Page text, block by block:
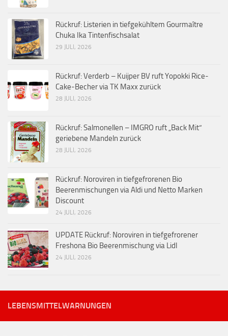
Rückruf: Listerien in tiefgekühltem Gourmaître
Chuka Ika Tintenfischsalat
29 JULI, 2026
Rückruf: Verderb – Kuijper BV ruft Yopokki Rice-
Cake-Becher via TK Maxx zurück
28 JULI, 2026
Rückruf: Salmonellen – IMGRO ruft „Back Mit“
geriebene Mandeln zurück
28 JULI, 2026
Rückruf: Noroviren in tiefgefrorenen Bio
Beerenmischungen via Aldi und Netto Marken
Discount
24 JULI, 2026
UPDATE Rückruf: Noroviren in tiefgefrorener
Freshona Bio Beerenmischung via Lidl
24 JULI, 2026
LEBENSMITTELWARNUNGEN